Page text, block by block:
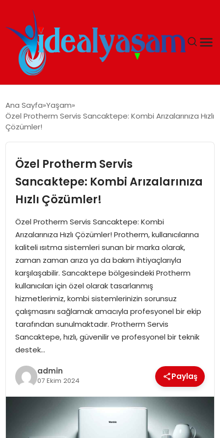
GÜNDEM
İDEAL SPOR
YAŞAM
MAGAZIN
SAĞLIK
SOSYAL HABER
Ana Sayfa Yaşam
Özel Protherm Servis Sancaktepe: Kombi Arızalarınıza Hızlı
Çözümler!
Özel Protherm Servis
Sancaktepe: Kombi Arızalarınıza
Hızlı Çözümler!
Özel Protherm Servis Sancaktepe: Kombi
Arızalarınıza Hızlı Çözümler! Protherm, kullanıcılarına
kaliteli ısıtma sistemleri sunan bir marka olarak,
zaman zaman arıza ya da bakım ihtiyaçlarıyla
karşılaşabilir. Sancaktepe bölgesindeki Protherm
kullanıcıları için özel olarak tasarlanmış
hizmetlerimiz, kombi sistemlerinizin sorunsuz
çalışmasını sağlamak amacıyla profesyonel bir ekip
tarafından sunulmaktadır. Protherm Servis
Sancaktepe, hızlı, güvenilir ve profesyonel bir teknik
destek…
admin
07 Ekim 2024 Paylaş